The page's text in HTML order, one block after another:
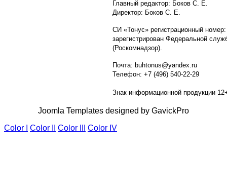
Главный редактор: Боков С. Е.
Директор: Боков С. Е.
СИ «Тонус» регистрационный
зарегистрирован Федеральной
(Роскомнадзор).
Почта: buhtonus@yandex.ru
Телефон: +7 (496) 540-22-29
Знак информационной продукции
Joomla Templates designed by GavickPro
Color I
Color II Color III Color IV